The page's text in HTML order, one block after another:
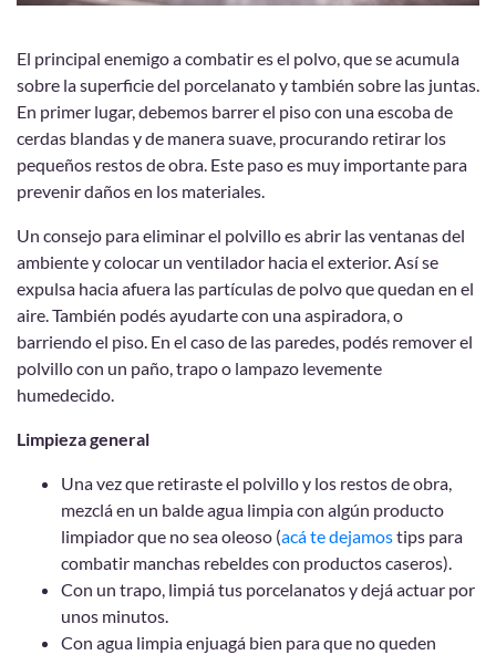
El principal enemigo a combatir es el polvo, que se acumula
sobre la superficie del porcelanato y también sobre las juntas.
En primer lugar, debemos barrer el piso con una escoba de
cerdas blandas y de manera suave, procurando retirar los
pequeños restos de obra. Este paso es muy importante para
prevenir daños en los materiales.
Un consejo para eliminar el polvillo es abrir las ventanas del
ambiente y colocar un ventilador hacia el exterior. Así se
expulsa hacia afuera las partículas de polvo que quedan en el
aire. También podés ayudarte con una aspiradora, o
barriendo el piso. En el caso de las paredes, podés remover el
polvillo con un paño, trapo o lampazo levemente
humedecido.
Limpieza general
Una vez que retiraste el polvillo y los restos de obra,
mezclá en un balde agua limpia con algún producto
limpiador que no sea oleoso (acá te dejamostips para
combatir manchas rebeldes con productos caseros).
Con un trapo, limpiá tus porcelanatos y dejá actuar por
unos minutos.
Con agua limpia enjuagá bien para que no queden